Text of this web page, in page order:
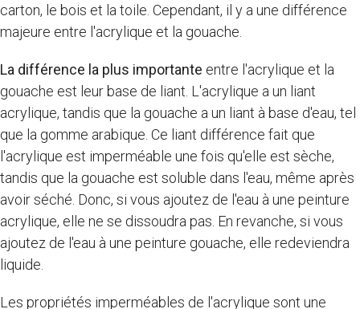
carton, le bois et la toile. Cependant, il y a une différence
majeure entre l'acrylique et la gouache.
La différence la plus importante entre l'acrylique et la
gouache est leur base de liant. L'acrylique a un liant
acrylique, tandis que la gouache a un liant à base d'eau, tel
que la gomme arabique. Ce liant différence fait que
l'acrylique est imperméable une fois qu'elle est sèche,
tandis que la gouache est soluble dans l'eau, même après
avoir séché. Donc, si vous ajoutez de l'eau à une peinture
acrylique, elle ne se dissoudra pas. En revanche, si vous
ajoutez de l'eau à une peinture gouache, elle redeviendra
liquide.
Les propriétés imperméables de l'acrylique sont une